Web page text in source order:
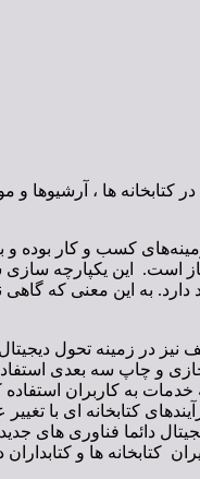
ها ، آرشیوها و
کسب و کار بوده و
است. این یکپارچه سازی
به این معنی که
در زمینه تحول
و چاپ سه بعدی استفاده
به کاربران استفاده
کتابخانه ای با
دائما فناوری های
کتابخانه ها و